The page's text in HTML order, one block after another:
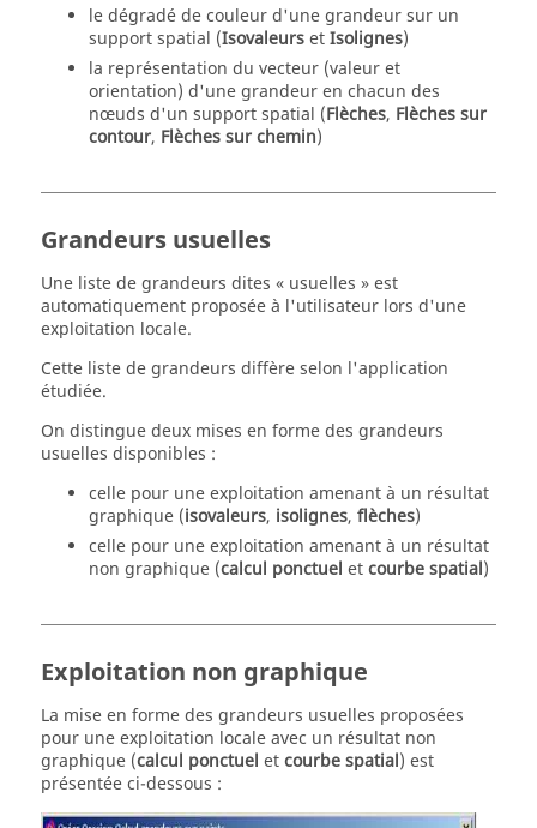
le dégradé de couleur d'une grandeur sur un
support spatial (IsovaleursetIsolignes)
la représentation du vecteur (valeur et
orientation) d'une grandeur en chacun des
nœuds d'un support spatial (Flèches, Flèches sur
contour, Flèches sur chemin)
Grandeurs usuelles
Une liste de grandeurs dites « usuelles » est
automatiquement proposée à l'utilisateur lors d'une
exploitation locale.
Cette liste de grandeurs diffère selon l'application
étudiée.
On distingue deux mises en forme des grandeurs
usuelles disponibles :
celle pour une exploitation amenant à un résultat
graphique (isovaleurs, isolignes, flèches)
celle pour une exploitation amenant à un résultat
non graphique (calcul ponctuel etcourbe spatial)
Exploitation non graphique
La mise en forme des grandeurs usuelles proposées
pour une exploitation locale avec un résultat non
graphique (calcul ponctuel etcourbe spatial) est
présentée ci-dessous :